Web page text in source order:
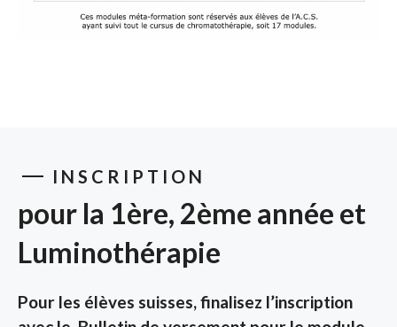
INSCRIPTION
pour la 1ère, 2ème année et
Luminothérapie
Pour les élèves suisses, finalisez l’inscription